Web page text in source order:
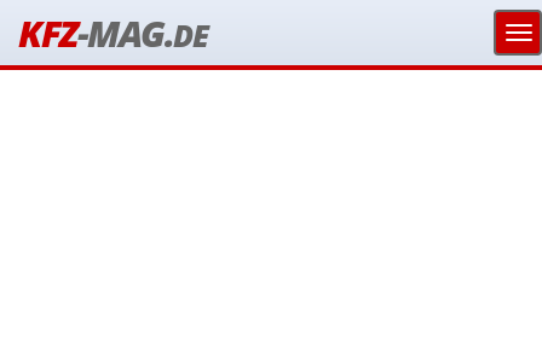
KFZ-MAG.DE